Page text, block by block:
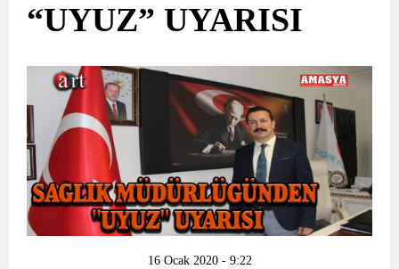
“UYUZ” UYARISI
16 Ocak 2020 - 9:22